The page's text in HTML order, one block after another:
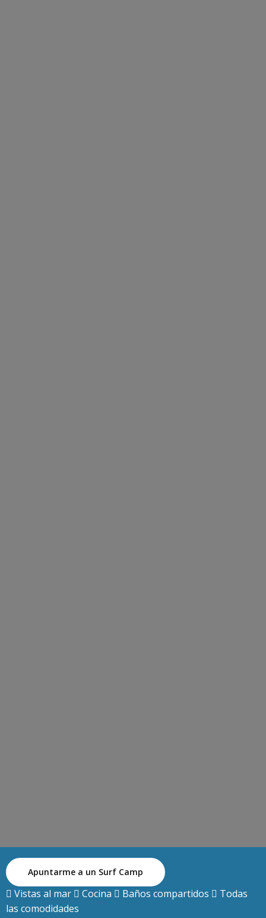
Apuntarme a un Surf Camp
Vistas al mar Cocina Baños compartidos
Todas
las comodidades